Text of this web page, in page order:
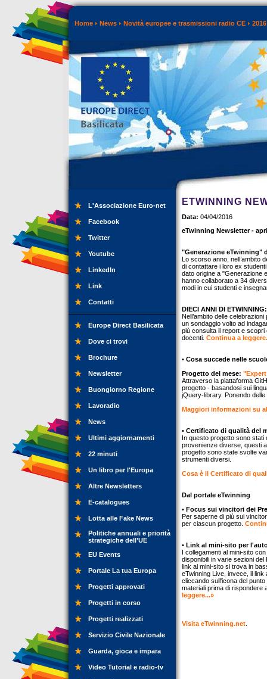
Home News Novità europee e trasmissioni radio CE 2016
L'Associazione Euro-net
Facebook
Twitter
Youtube
LinkedIn
Link
Contatti
Europe Direct Basilicata
Dove ci trovi
Brochure
Newsletter
Buongiorno Regione
Lavoradio
News
Ultimi aggiornamenti
22 minuti
Un libro per l'Europa
Altre Newsletters
E-catalogues
Lotta alle Fake News
Politiche annuali e priorità
strategiche dell’UE
EU Events
Portale La tua Europa
Progetti approvati
Progetti in corso
Progetti realizzati
Servizio Civile Nazionale
Guarda, gioca e impara
Video Tutorial e radio-tv
ETWINNING
Data: 04/04/2016
eTwinning Newsletter -
"Generazione eTwinning"
Lo scorso anno, nell’ambito
di contattare i loro ex
dato origine a "Generazione
hanno collaborato a 34
modi in cui studenti e
DIECI ANNI DI
Nell’ambito delle
un sondaggio volto ad
più consulta il report e scopri
docenti. Continua a
• Cosa succede nelle
Progetto del mese:
Attraverso la piattaforma
progetto - basandosi sui
jQuery-library. Ponendo
Maggiori informazioni su
• Certificato di qualità del
In questo progetto sono stati
provenienze diverse, questi
progetto sono state svolte
strumenti diversi.
Cosa è il Certificato di
Dal portale eTwinning
• Focus sui vincitori dei
Per saperne di più sui
per ciascun progetto.
• Link al mini-sito per
I collegamenti al mini-sito
disponibili in varie sezioni del
link al mini-sito si trova in
eTwinning Live, invece, il
cliccando sull'icona del
materiali prima di rispondere
leggere...»
Visita eTwinning.net